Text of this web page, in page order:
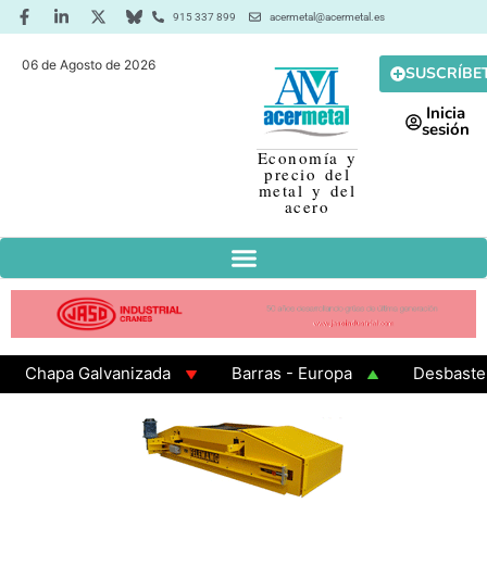
915 337 899 acermetal@acermetal.es
06 de Agosto de 2026
Economía y
precio del
metal y del
acero
Inicia
sesión
Galvanizada Barras - Europa
Desbaste -